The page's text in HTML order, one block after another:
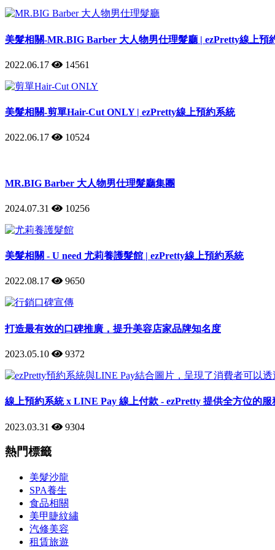
美髮相關-MR.BIG Barber 大人物男仕理髮廳 | ezPretty線上預
2022.06.17 14561
美髮相關-剪單Hair-Cut ONLY | ezPretty線上預約系統
2022.06.17 10524
MR.BIG Barber 大人物男仕理髮廳集團
2024.07.31 10256
美髮相關 - U need 尤莉養護髮館 | ezPretty線上預約系統
2022.08.17 9650
打造最有效的口碑推廣，提升美容店家品牌知名度
2023.05.10 9372
線上預約系統 x LINE Pay 線上付款 - ezPretty 提供全方位的服
2023.03.31 9304
熱門標籤
美髮沙龍
SPA養生
食品相關
美甲睫紋繡
汽修美容
租賃旅遊